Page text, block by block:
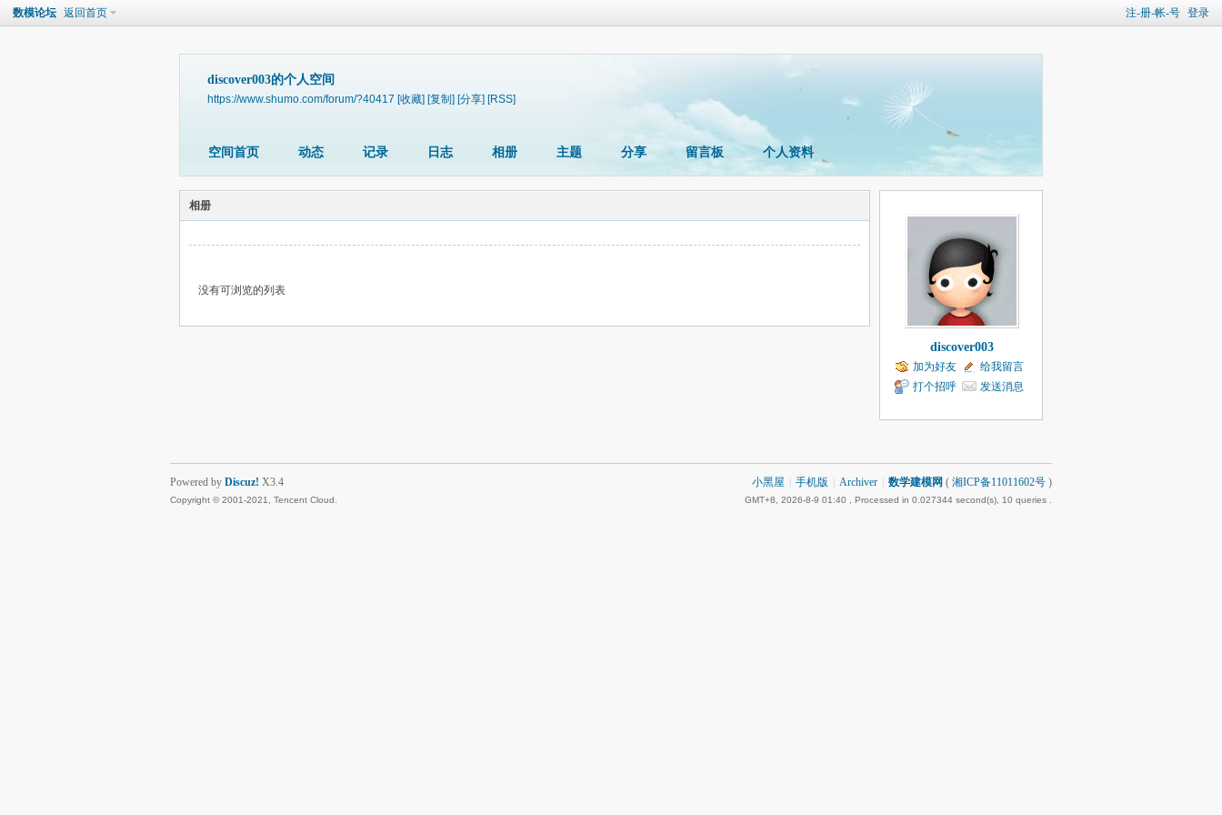
注-册-帐-号 登录
数模论坛 返回首页
discover003的个人空间
https://www.shumo.com/forum/?40417 [收藏] [复制] [分享] [RSS]
空间首页 动态 记录 日志 相册 主题 分享 留言板 个人资料
相册
没有可浏览的列表
discover003
加为好友
给我留言
打个招呼
发送消息
小黑屋 手机版 Archiver 数学建模网 ( 湘ICP备11011602号 )
GMT+8, 2026-8-9 01:40 , Processed in 0.027344 second(s), 10 queries .
Powered by Discuz! X3.4
Copyright © 2001-2021, Tencent Cloud.